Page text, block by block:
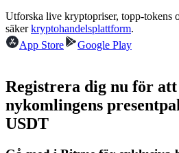
Futures med USDC som säkerhet
Utforska live kryptopriser, topp-tokens
säkerkryptohandelsplattform.
App Store
Google Play
Registrera dig nu för
nykomlingens
USDT